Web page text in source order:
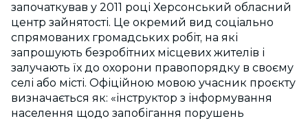
започаткував у 2011 році Херсонський обласний
центр зайнятості. Це окремий вид соціально
спрямованих громадських робіт, на які
запрошують безробітних місцевих жителів і
залучають їх до охорони правопорядку в своєму
селі або місті. Офіційною мовою учасник проєкту
визначається як: «інструктор з інформування
населення щодо запобігання порушень